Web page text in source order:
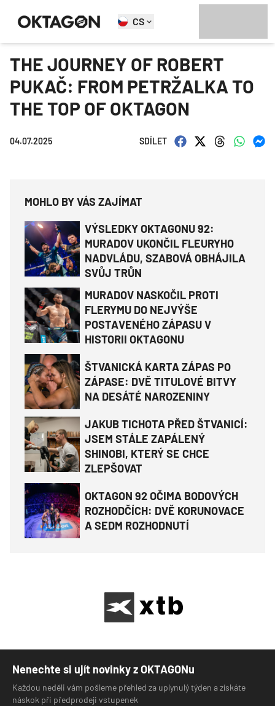
CS
THE JOURNEY OF ROBERT
PUKAČ: FROM PETRŽALKA TO
THE TOP OF OKTAGON
04.07.2025 SDÍLET
MOHLO BY VÁS ZAJÍMAT
VÝSLEDKY OKTAGONU 92:
MURADOV UKONČIL FLEURYHO
NADVLÁDU, SZABOVÁ OBHÁJILA
SVŮJ TRŮN
MURADOV NASKOČIL PROTI
FLERYMU DO NEJVÝŠE
POSTAVENÉHO ZÁPASU V
HISTORII OKTAGONU
ŠTVANICKÁ KARTA ZÁPAS PO
ZÁPASE: DVĚ TITULOVÉ BITVY
NA DESÁTÉ NAROZENINY
JAKUB TICHOTA PŘED ŠTVANICÍ:
JSEM STÁLE ZAPÁLENÝ
SHINOBI, KTERÝ SE CHCE
ZLEPŠOVAT
OKTAGON 92 OČIMA BODOVÝCH
ROZHODČÍCH: DVĚ KORUNOVACE
A SEDM ROZHODNUTÍ
Nenechte si ujít novinky z OKTAGONu
Každou neděli vám pošleme přehled za uplynulý týden a získáte
náskok při předprodeji vstupenek